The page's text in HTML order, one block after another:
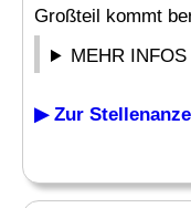
Großteil kommt
MEHR
▶ Zur